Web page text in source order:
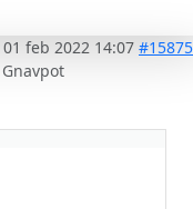
01 feb 2022 14:07 #15875
Gnavpot